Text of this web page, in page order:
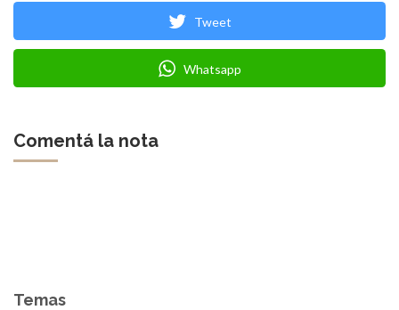
Tweet
Whatsapp
Comentá la nota
Temas